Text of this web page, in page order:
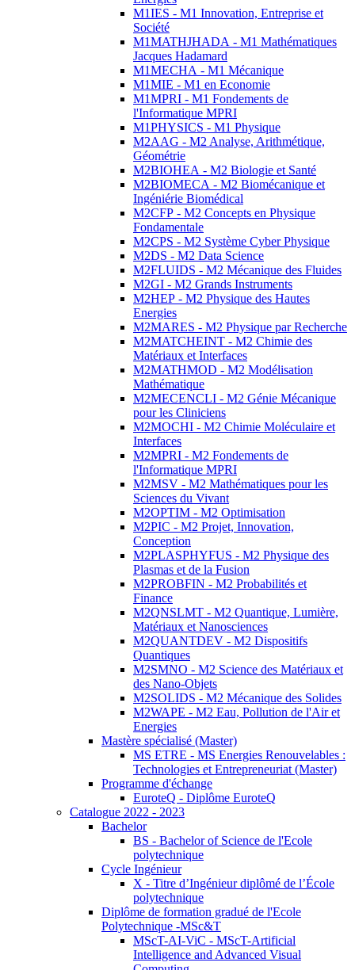
M1IES - M1 Innovation, Entreprise et
Société
M1MATHJHADA - M1 Mathématiques
Jacques Hadamard
M1MECHA - M1 Mécanique
M1MIE - M1 en Economie
M1MPRI - M1 Fondements de
l'Informatique MPRI
M1PHYSICS - M1 Physique
M2AAG - M2 Analyse, Arithmétique,
Géométrie
M2BIOHEA - M2 Biologie et Santé
M2BIOMECA - M2 Biomécanique et
Ingéniérie Biomédical
M2CFP - M2 Concepts en Physique
Fondamentale
M2CPS - M2 Système Cyber Physique
M2DS - M2 Data Science
M2FLUIDS - M2 Mécanique des Fluides
M2GI - M2 Grands Instruments
M2HEP - M2 Physique des Hautes
Energies
M2MARES - M2 Physique par Recherche
M2MATCHEINT - M2 Chimie des
Matériaux et Interfaces
M2MATHMOD - M2 Modélisation
Mathématique
M2MECENCLI - M2 Génie Mécanique
pour les Cliniciens
M2MOCHI - M2 Chimie Moléculaire et
Interfaces
M2MPRI - M2 Fondements de
l'Informatique MPRI
M2MSV - M2 Mathématiques pour les
Sciences du Vivant
M2OPTIM - M2 Optimisation
M2PIC - M2 Projet, Innovation,
Conception
M2PLASPHYFUS - M2 Physique des
Plasmas et de la Fusion
M2PROBFIN - M2 Probabilités et
Finance
M2QNSLMT - M2 Quantique, Lumière,
Matériaux et Nanosciences
M2QUANTDEV - M2 Dispositifs
Quantiques
M2SMNO - M2 Science des Matériaux et
des Nano-Objets
M2SOLIDS - M2 Mécanique des Solides
M2WAPE - M2 Eau, Pollution de l'Air et
Energies
Mastère spécialisé (Master)
MS ETRE - MS Energies Renouvelables :
Technologies et Entrepreneuriat (Master)
Programme d'échange
EuroteQ - Diplôme EuroteQ
Catalogue 2022 - 2023
Bachelor
BS - Bachelor of Science de l'Ecole
polytechnique
Cycle Ingénieur
X - Titre d’Ingénieur diplômé de l’École
polytechnique
Diplôme de formation gradué de l'Ecole
Polytechnique -MSc&T
MScT-AI-ViC - MScT-Artificial
Intelligence and Advanced Visual